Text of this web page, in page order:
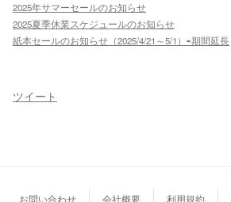
2025年サマーセールのお知らせ
2025夏季休業スケジュールのお知らせ
紙本セールのお知らせ（2025/4/21～5/1）⇨期間延長
ツイート
お問い合わせ 会社概要 利用規約